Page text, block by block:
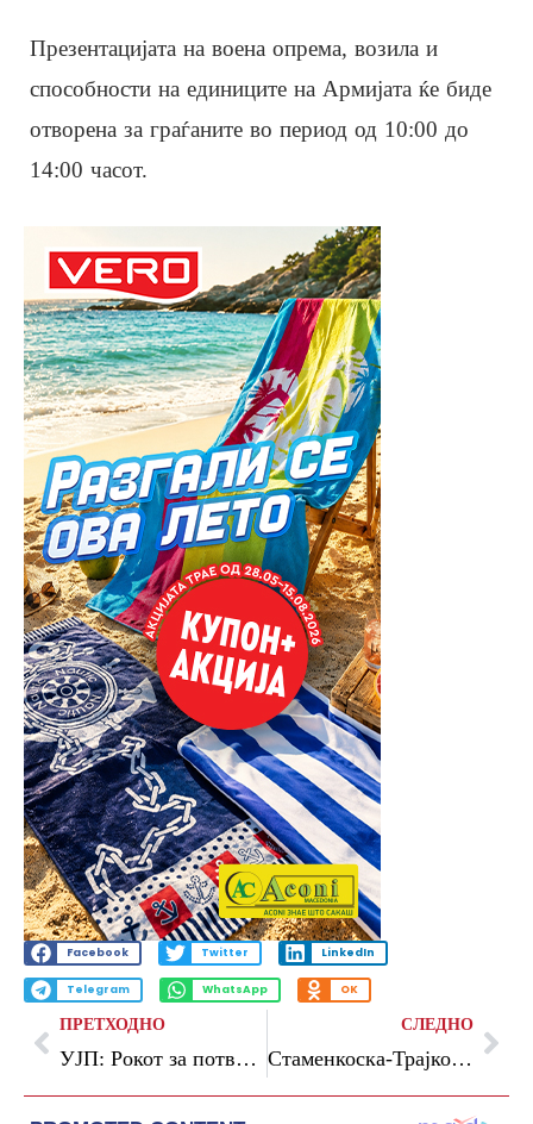
Презентацијата на воена опрема, возила и
способности на единиците на Армијата ќе биде
отворена за граѓаните во период од 10:00 до
14:00 часот.
Facebook Twitter LinkedIn
Telegram WhatsApp OK
ПРЕТХОДНО
УЈП: Рокот за потврда на годишната даночна пријава истекува на 1 јуни
СЛЕДНО
Стаменкоска-Трајкоска на Курбан Бајрам кај семејството Јетиш: Да градиме заедница на хуманост и меѓусебна почит